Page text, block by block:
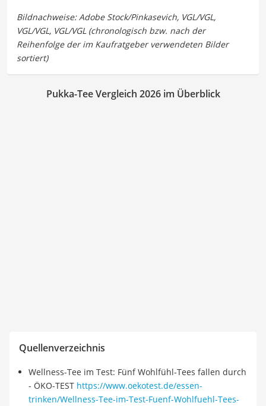
Pukka-Tee Vergleich 2026 im Überblick
Quellenverzeichnis
Wellness-Tee im Test: Fünf Wohlfühl-Tees fallen durch
- ÖKO-TEST https://www.oekotest.de/essen-
trinken/Wellness-Tee-im-Test-Fuenf-Wohlfuehl-Tees-